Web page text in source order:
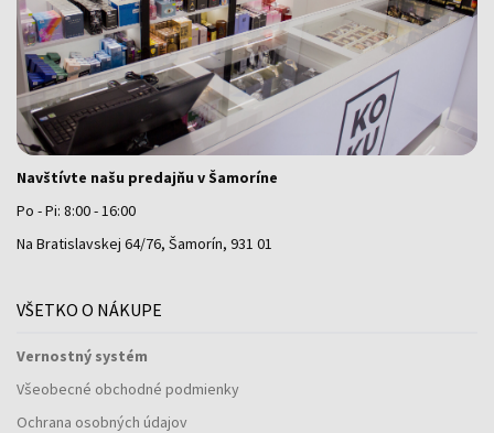
Navštívte našu predajňu v Šamoríne
Po - Pi: 8:00 - 16:00
Na Bratislavskej 64/76, Šamorín, 931 01
VŠETKO O NÁKUPE
Vernostný systém
Všeobecné obchodné podmienky
Ochrana osobných údajov